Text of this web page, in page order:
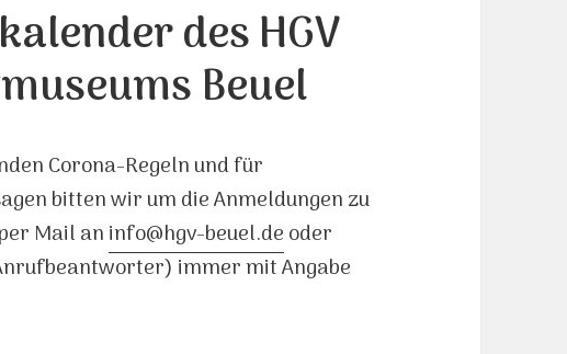
des HGV
Beuel
Corona-Regeln und für
bitten wir um die Anmeldungen zu
Mail aninfo@hgv-beuel.deoder
immer mit Angabe